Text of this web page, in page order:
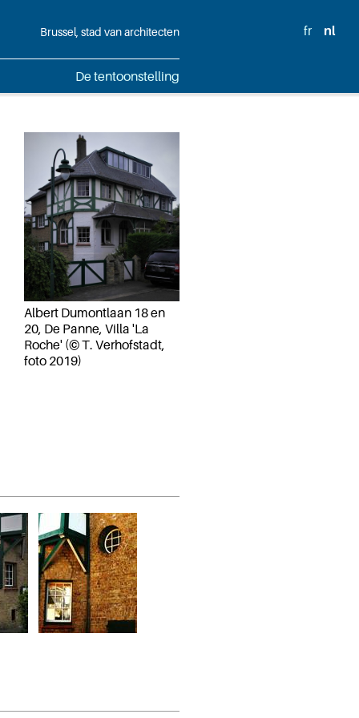
Brussel, stad van architecten
De tentoonstelling
fr nl
Albert Dumontlaan 18 en
20, De Panne, Villa 'La
Roche' (© T. Verhofstadt,
foto 2019)